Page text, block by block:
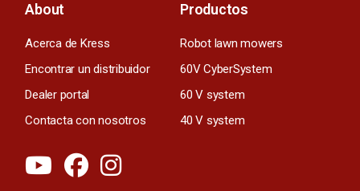
About
Acerca de Kress
Encontrar un distribuidor
Dealer portal
Contacta con nosotros
Productos
Robot lawn mowers
60V CyberSystem
60 V system
40 V system